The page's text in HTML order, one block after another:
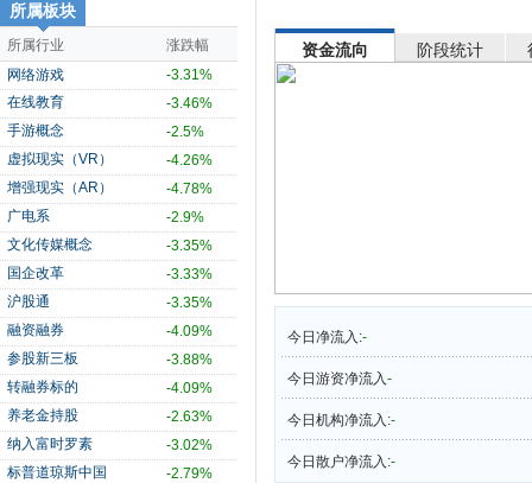
所属板块
所属行业
涨跌幅
网络游戏
-3.31%
在线教育
-3.46%
手游概念
-2.5%
虚拟现实（VR）
-4.26%
增强现实（AR）
-4.78%
广电系
-2.9%
文化传媒概念
-3.35%
国企改革
-3.33%
沪股通
-3.35%
融资融券
-4.09%
参股新三板
-3.88%
转融券标的
-4.09%
养老金持股
-2.63%
纳入富时罗素
-3.02%
标普道琼斯中国
-2.79%
资金流向 阶段统计
今日净流入:-
今日游资净流入-
今日机构净流入:-
今日散户净流入:-